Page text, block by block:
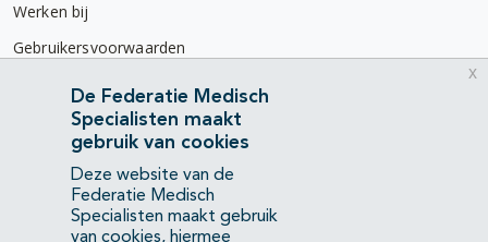
Werken bij
Gebruikersvoorwaarden
Privacyverklaring
Contact
Mercatorlaan 1200
3528 BL Utrecht
De Federatie Medisch
Specialisten maakt
gebruik van cookies
Deze website van de
Federatie Medisch
Specialisten maakt gebruik
van cookies, hiermee
x